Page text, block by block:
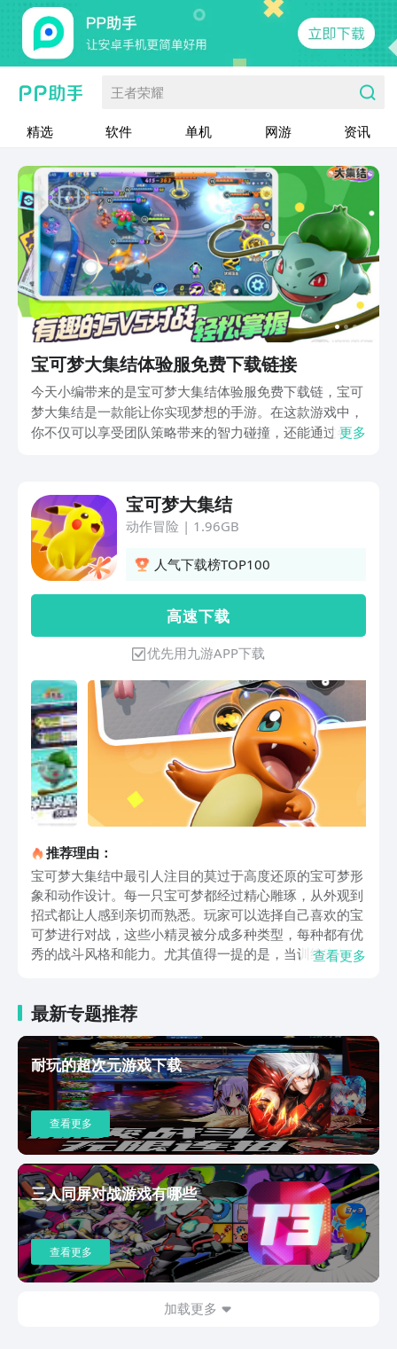
王者荣耀
精选 软件 单机 网游 资讯
宝可梦大集结体验服免费下载链接
今天小编带来的是宝可梦大集结体验服免费下载链，宝可
梦大集结是一款能让你实现梦想的手游。在这款游戏中，
你不仅可以享受团队策略带来的智力碰撞，还能通过各种
看具体的玩法吧。
更多
宝可梦大集结
动作冒险 | 1.96GB
人气下载榜TOP100
高 速 下 载
优先用九游APP下载
推荐理由：
宝可梦大集结中最引人注目的莫过于高度还原的宝可梦形
象和动作设计。每一只宝可梦都经过精心雕琢，从外观到
招式都让人感到亲切而熟悉。玩家可以选择自己喜欢的宝
可梦进行对战，这些小精灵被分成多种类型，每种都有优
秀的战斗风格和能力。尤其值得一提的是，当训练家与宝
仅增加了游戏的深度，也增强了玩家与宝可梦之间的情感
连接。除了传统的5v5对战模式，宝可梦大集结还提供了
一系列奇妙的主题玩法，为玩家带来更多样化的游戏体
验。比如，在“顽皮雷弹排球”中，卡比兽可以利用其强大
的防御能力为队友争取时间。而在“充电吧虫电宝”中，快
速反应和策略规划同样重要。每种玩法都需要玩家根据不
同的地图和规则调整策略，从而在变化莫测的对局中占据
优势。这些创新的游戏模式不仅增加了乐趣，也考验了玩
家的智慧和团队协作能力。对于那些热衷于挑战自我的玩
家来说，游戏还设有大师段位系统，让训练家们能够在排
行榜上展现自己的实力。随着等级的提升，玩家将获得更
多参与高端比赛的机会，体验更具挑战性的竞技场对战。
同时，建立战队与好友一同奋战，不仅提升了游戏的整体
互动性，更让获胜后的喜悦加倍翻倍。想要休闲放松还是
追求极限对抗，宝可梦大集结都能满足你的需求。以上就
是宝可梦大集结体验服免费下载链接的内容了。宝可梦大
查看更多
最新专题推荐
耐玩的超次元游戏下载
查看更多
三人同屏对战游戏有哪些
查看更多
加载更多